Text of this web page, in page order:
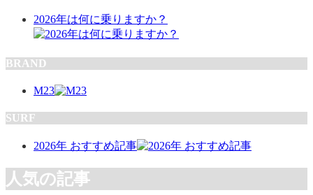
2026年は何に乗りますか？
BRAND
M23
SURF
2026年 おすすめ記事
人気の記事